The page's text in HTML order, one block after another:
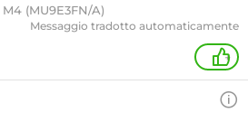
(MU9E3FN/A)
Messaggio tradotto automaticamente
+